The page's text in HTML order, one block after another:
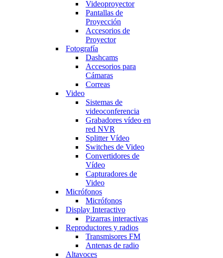
Videoproyector
Pantallas de
Proyección
Accesorios de
Proyector
Fotografía
Dashcams
Accesorios para
Cámaras
Correas
Video
Sistemas de
videoconferencia
Grabadores vídeo en
red NVR
Splitter Vídeo
Switches de Video
Convertidores de
Vídeo
Capturadores de
Video
Micrófonos
Micrófonos
Display Interactivo
Pizarras interactivas
Reproductores y radios
Transmisores FM
Antenas de radio
Altavoces